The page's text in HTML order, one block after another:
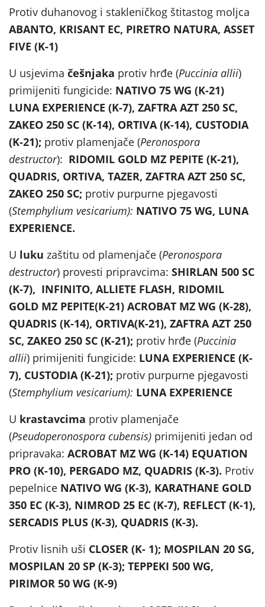
Protiv duhanovog i stakleničkog štitastog moljca
ABANTO, KRISANT EC, PIRETRO NATURA, ASSET
FIVE (K-1)
U usjevima češnjaka protiv hrđe (Puccinia allii)
primijeniti fungicide: NATIVO 75 WG (K-21)
LUNA EXPERIENCE (K-7), ZAFTRA AZT 250 SC,
ZAKEO 250 SC (K-14), ORTIVA (K-14), CUSTODIA
(K-21); protiv plamenjače (Peronospora
destructor): RIDOMIL GOLD MZ PEPITE (K-21),
QUADRIS, ORTIVA, TAZER, ZAFTRA AZT 250 SC,
ZAKEO 250 SC; protiv purpurne pjegavosti
(Stemphylium vesicarium): NATIVO 75 WG, LUNA
EXPERIENCE.
U luku zaštitu od plamenjače (Peronospora
destructor) provesti pripravcima: SHIRLAN 500 SC
(K-7), INFINITO, ALLIETE FLASH, RIDOMIL
GOLD MZ PEPITE(K-21) ACROBAT MZ WG (K-28),
QUADRIS (K-14), ORTIVA(K-21), ZAFTRA AZT 250
SC, ZAKEO 250 SC (K-21); protiv hrđe (Puccinia
allii) primijeniti fungicide: LUNA EXPERIENCE (K-
7), CUSTODIA (K-21); protiv purpurne pjegavosti
(Stemphylium vesicarium): LUNA EXPERIENCE
U krastavcima protiv plamenjače
(Pseudoperonospora cubensis) primijeniti jedan od
pripravaka: ACROBAT MZ WG (K-14) EQUATION
PRO (K-10), PERGADO MZ, QUADRIS (K-3). Protiv
pepelnice NATIVO WG (K-3), KARATHANE GOLD
350 EC (K-3), NIMROD 25 EC (K-7), REFLECT (K-1),
SERCADIS PLUS (K-3), QUADRIS (K-3).
Protiv lisnih uši CLOSER (K- 1); MOSPILAN 20 SG,
MOSPILAN 20 SP (K-3); TEPPEKI 500 WG,
PIRIMOR 50 WG (K-9)